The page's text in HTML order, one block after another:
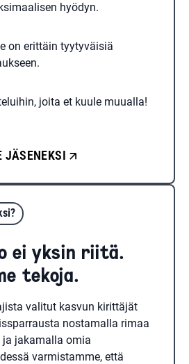
hyödyn.
on erittäin tyytyväisiä
joita et kuule muualla!
JÄSENEKSI
ei yksin riitä.
tekoja.
valitut kasvun kirittäjät
nostamalla rimaa
jakamalla omia
varmistamme, että